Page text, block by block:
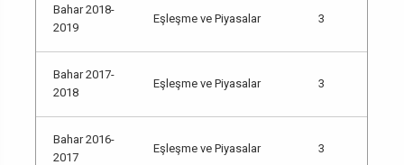
Bahar 2018-
2019
Eşleşme ve Piyasalar 3
Bahar 2017-
2018
Eşleşme ve Piyasalar 3
Bahar 2016-
2017
Eşleşme ve Piyasalar 3